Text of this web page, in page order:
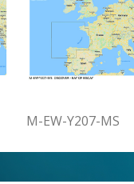
M-EW-Y207-MS